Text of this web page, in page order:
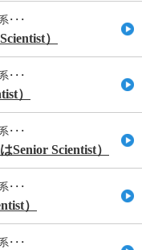
･･･
）
･･･
）
･･･
Senior Scientist）
･･･
）
･･･